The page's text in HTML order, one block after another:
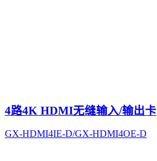
4路4K HDMI无缝输入/输出卡
GX-HDMI4IE-D/GX-HDMI4OE-D